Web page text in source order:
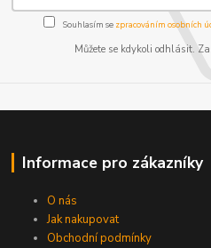
Souhlasím se zpracováním osobních
Můžete se kdykoli odhlásit.
Informace pro zákazníky
O nás
Jak nakupovat
Obchodní podmínky